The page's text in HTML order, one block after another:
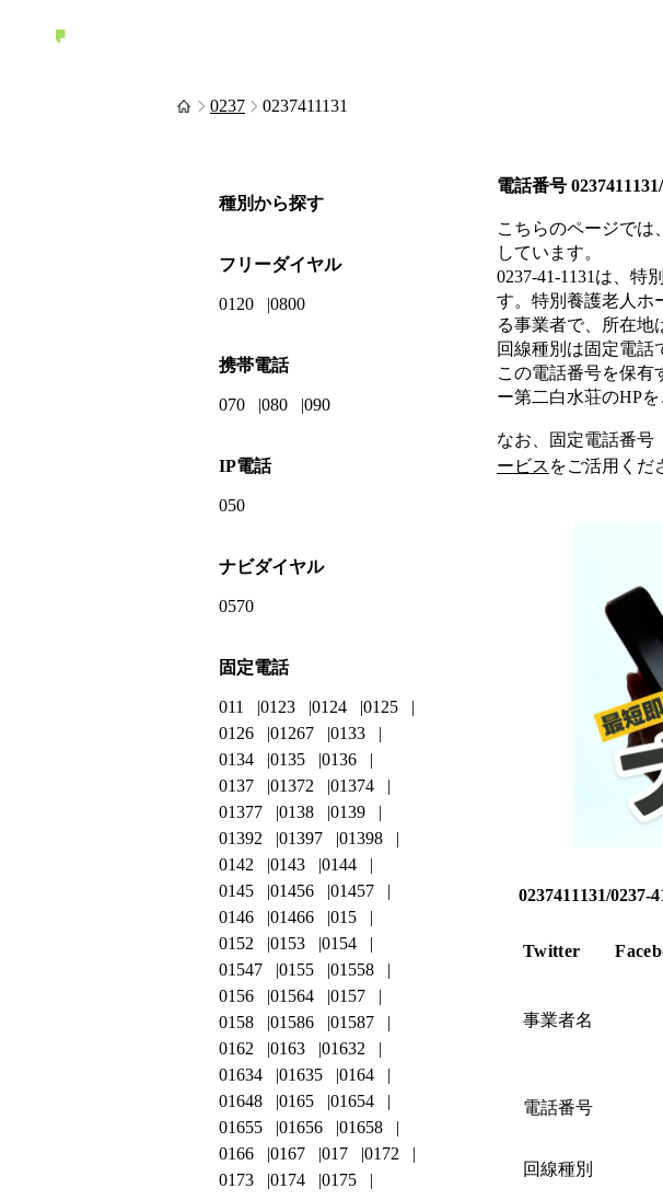
0237 0237411131
電話番号
こちらのページでは、
しています。
0237-41-1131 は、 特
す。 特別養護老人ホ
る事業者で、所在地
回線種別は固定電話
この電話番号を保有
ー第二白水荘のHP
なお、固定電話番号
ービス をご活用くだ
0237411131/0237-
Twitter
事業者名
電話番号
回線種別
種別から探す
フリーダイヤル
0120 0800
携帯電話
070 080 090
IP電話
050
ナビダイヤル
0570
固定電話
011 0123 0124
0125
0126
01267
0133
0134
0135
0136
0137
01372
01374
01377
0138
0139
01392
01397
01398
0142
0143
0144
0145
01456
01457
0146
01466
015
0152
0153
0154
01547
0155
01558
0156
01564
0157
0158
01586
01587
0162
0163
01632
01634
01635
0164
01648
0165
01654
01655
01656
01658
0166
0167 017
0172
0173
0174
0175